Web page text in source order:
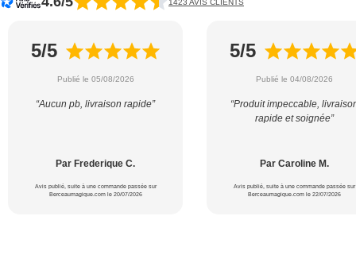
5/5
Publié le 05/08/2026
“Aucun pb, livraison rapide”
Par Frederique C.
Avis publié, suite à une commande passée sur
Berceaumagique.com le 20/07/2026
5/5
Publié le 04/08/2026
“Produit impeccable,
rapide et soignée”
Par Caroline M.
Avis publié, suite à une commande passée sur
Berceaumagique.com le 22/07/2026